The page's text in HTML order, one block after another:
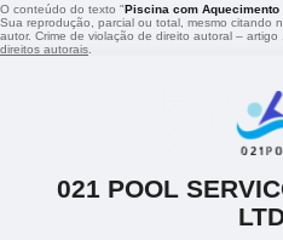
O conteúdo do texto "Piscina com Aquecimento
Sua reprodução, parcial ou total, mesmo citando
autor. Crime de violação de direito autoral –
direitos autorais
021 POOL